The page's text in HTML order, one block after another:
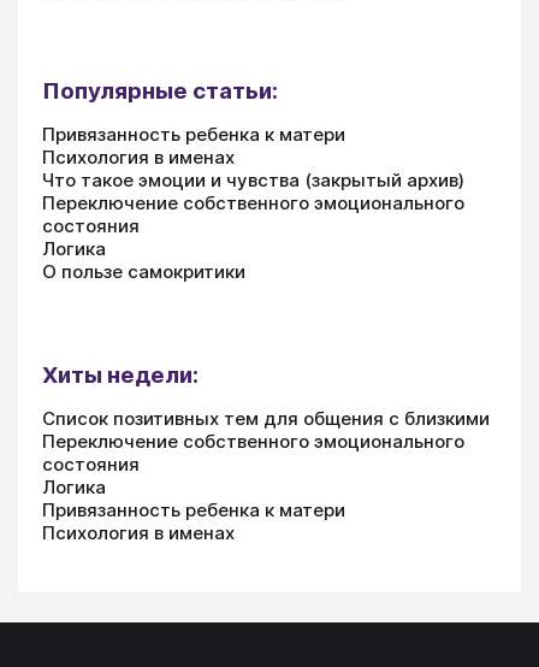
Популярные статьи:
Привязанность ребенка к матери
Психология в именах
Что такое эмоции и чувства (закрытый архив)
Переключение собственного эмоционального
состояния
Логика
О пользе самокритики
Хиты недели:
Список позитивных тем для общения с близкими
Переключение собственного эмоционального
состояния
Логика
Привязанность ребенка к матери
Психология в именах